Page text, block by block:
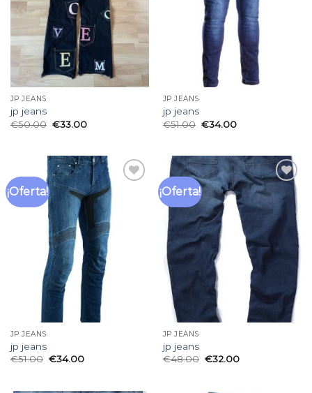
JP JEANS
jp jeans
€50.00 €33.00
JP JEANS
jp jeans
€51.00 €34.00
¡Oferta!
JP JEANS
jp jeans
€51.00 €34.00
¡Oferta!
Añadir
lista
de
deseos
JP JEANS
jp jeans
€48.00 €32.00